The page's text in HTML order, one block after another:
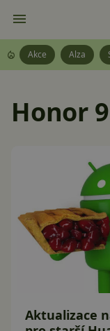
Akce Alza
Honor 9
Aktualizace